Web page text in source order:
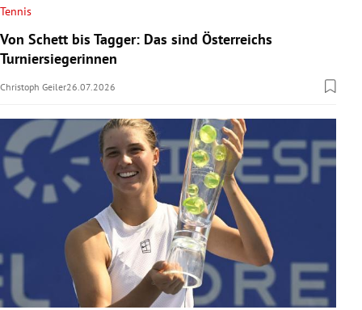
Tennis
Von Schett bis Tagger: Das sind Österreichs
Turniersiegerinnen
Christoph Geiler26.07.2026